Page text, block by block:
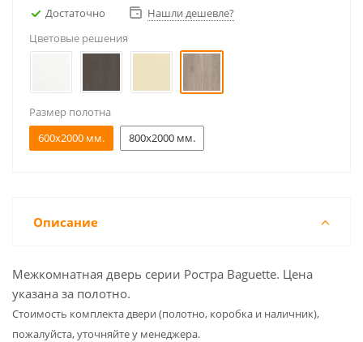
Достаточно
Нашли дешевле?
Цветовые решения
Размер полотна
600x2000 мм.
800x2000 мм.
Описание
Межкомнатная дверь серии Ростра Baguette. Цена
указана за полотно.
Cтоимость комплекта двери (полотно, коробка и наличник),
пожалуйста, уточняйте у менеджера.